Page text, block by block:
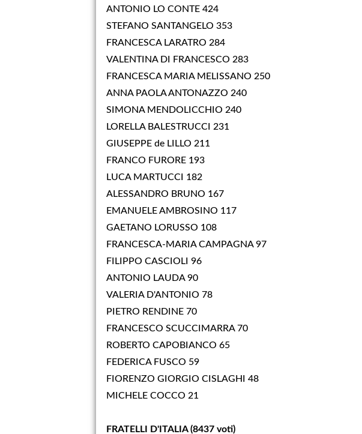
ANTONIO LO CONTE 424
STEFANO SANTANGELO 353
FRANCESCA LARATRO 284
VALENTINA DI FRANCESCO 283
FRANCESCA MARIA MELISSANO 250
ANNA PAOLA ANTONAZZO 240
SIMONA MENDOLICCHIO 240
LORELLA BALESTRUCCI 231
GIUSEPPE de LILLO 211
FRANCO FURORE 193
LUCA MARTUCCI 182
ALESSANDRO BRUNO 167
EMANUELE AMBROSINO 117
GAETANO LORUSSO 108
FRANCESCA-MARIA CAMPAGNA 97
FILIPPO CASCIOLI 96
ANTONIO LAUDA 90
VALERIA D'ANTONIO 78
PIETRO RENDINE 70
FRANCESCO SCUCCIMARRA 70
ROBERTO CAPOBIANCO 65
FEDERICA FUSCO 59
FIORENZO GIORGIO CISLAGHI 48
MICHELE COCCO 21
FRATELLI D'ITALIA (8437 voti)